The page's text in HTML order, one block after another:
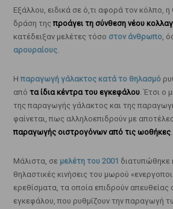
Εξάλλου, ειδικά σε ό,τι αφορά τον κόλπο, η
δράση τηςπροάγει τη σύνθεση νέου
κατέδειξαν μελέτες τόσο στον άνθρωπο,
αρουραίους.
Η παραγωγή γάλακτος κατά το θηλασμό
από τα ίδια κέντρα του εγκεφάλου. Έτσι ο
της παραγωγής γάλακτος και της
φαίνεται, πως αλληλοεπιδρούν με
παραγωγής οιστρογόνων από τις ωοθήκες.
Μάλιστα, σε μελέτη του 2001 διατυπώθηκε
θηλαστικές κινήσεις του μωρού
ερεθίσματα, τα οποία επιδρούν απευθείας
εγκεφάλου, που ρυθμίζουν την παραγωγή